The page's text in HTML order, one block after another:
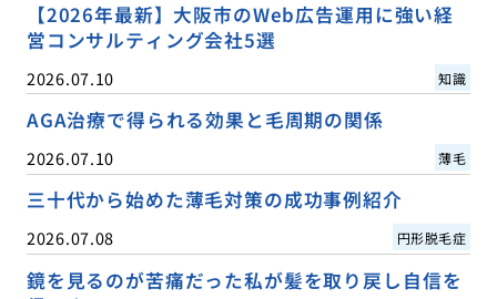
【2026年最新】大阪市のWeb広告運用に強い経
営コンサルティング会社5選
2026.07.10 知識
AGA治療で得られる効果と毛周期の関係
2026.07.10 薄毛
三十代から始めた薄毛対策の成功事例紹介
2026.07.08 円形脱毛症
鏡を見るのが苦痛だった私が髪を取り戻し自信を